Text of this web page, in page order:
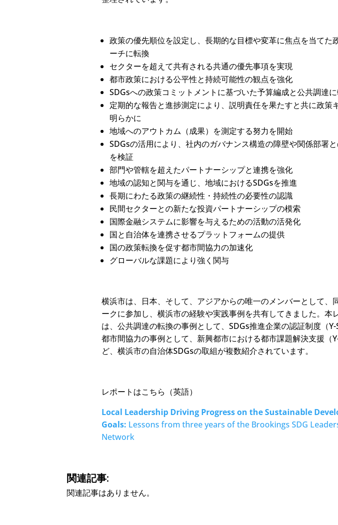
政策の優先順位を設定し、長期的な目標や変革に焦点を当てた
ーチに転換
セクターを超えて共有される共通の優先事項を実現
都市政策における公平性と持続可能性の観点を強化
SDGsへの政策コミットメントに基づいた予算編成と公共調達
定期的な報告と進捗測定により、説明責任を果たすと共に政策
明らかに
地域へのアウトカム（成果）を測定する努力を開始
SDGsの活用により、社内のガバナンス構造の障壁や関係部署
を検証
部門や管轄を超えたパートナーシップと連携を強化
地域の認知と関与を通じ、地域におけるSDGsを推進
長期にわたる政策の継続性・持続性の必要性の認識
民間セクターとの新たな投資パートナーシップの模索
国際金融システムに影響を与えるための活動の活発化
国と自治体を連携させるプラットフォームの提供
国の政策転換を促す都市間協力の加速化
グローバルな課題により強く関与
横浜市は、日本、そして、アジアからの唯一のメンバーとして、
ークに参加し、横浜市の経験や実践事例を共有してきました。本
は、公共調達の転換の事例として、SDGs推進企業の認証制度（Y-
都市間協力の事例として、新興都市における都市課題解決支援（
ど、横浜市の自治体SDGsの取組が複数紹介されています。
レポートはこちら（英語）
Local Leadership Driving Progress on the Sustainable
Goals: Lessons from three years of the Brookings SDG
Network
関連記事:
関連記事はありません。